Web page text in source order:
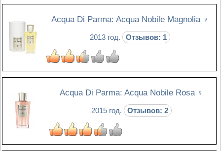
Acqua Di Parma: Acqua Nobile Magnolia ♀
2013 год. Отзывов: 1
Acqua Di Parma: Acqua Nobile Rosa ♀
2015 год. Отзывов: 2